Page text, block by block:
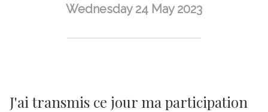
Wednesday 24 May 2023
J'ai transmis ce jour ma participation